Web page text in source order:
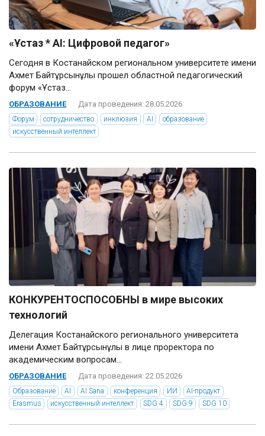
«Ұстаз * AI: Цифровой педагог»
Сегодня в Костанайском региональном университете имени
Ахмет Байтұрсынұлы прошел областной педагогический
форум «Ұстаз...
ОБРАЗОВАНИЕ Дата проведения: 28.05.2026
Форум сотрудничество инклюзия AI
образование
искусственный интеллект
КОНКУРЕНТОСПОСОБНЫ в мире высоких
технологий
Делегация Костанайского регионального университета
имени Ахмет Байтұрсынұлы в лице проректора по
академическим вопросам...
ОБРАЗОВАНИЕ Дата проведения: 22.05.2026
Образование AI AI Sana конференция ИИ
AI-продукт
Erasmus
искусственный интеллект SDG 4 SDG 9 SDG 10